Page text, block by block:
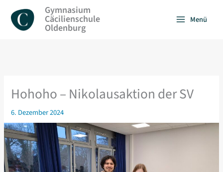
Inhalt
springen
Gymnasium
Cäcilienschule
Oldenburg
Menü
Hohoho – Nikolausaktion der SV
6. Dezember 2024